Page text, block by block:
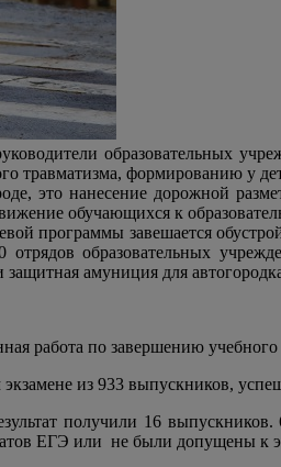
образовательных
травматизма, формированию у
это нанесение дорожной
обучающихся к
программы завешается
образовательных
амуниция для
работа по завершению
из 933 выпускников,
получили 16
ЕГЭ или не были допущены к